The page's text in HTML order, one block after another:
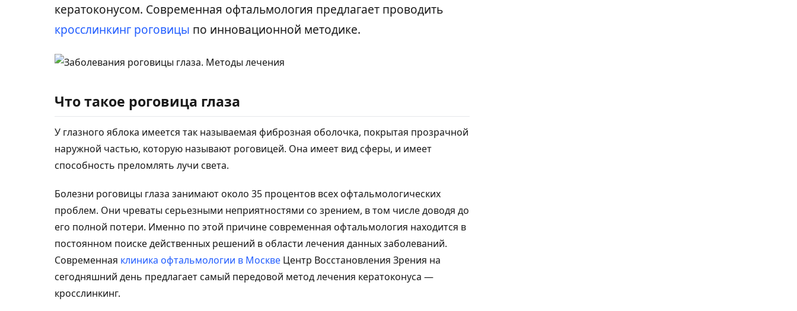
кератоконусом. Современная офтальмология предлагает проводить
кросслинкинг роговицы по инновационной методике.
Что такое роговица глаза
У глазного яблока имеется так называемая фиброзная оболочка, покрытая прозрачной
наружной частью, которую называют роговицей. Она имеет вид сферы, и имеет
способность преломлять лучи света.
Болезни роговицы глаза занимают около 35 процентов всех офтальмологических
проблем. Они чреваты серьезными неприятностями со зрением, в том числе доводя до
его полной потери. Именно по этой причине современная офтальмология находится в
постоянном поиске действенных решений в области лечения данных заболеваний.
Современная клиника офтальмологии в Москве Центр Восстановления Зрения на
сегодняшний день предлагает самый передовой метод лечения кератоконуса —
кросслинкинг.